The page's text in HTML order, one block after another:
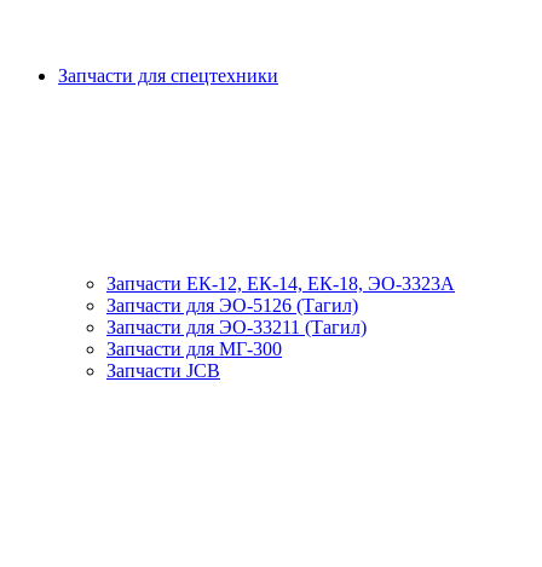
Запчасти для спецтехники
Запчасти ЕК-12, ЕК-14, ЕК-18, ЭО-3323А
Запчасти для ЭО-5126 (Тагил)
Запчасти для ЭО-33211 (Тагил)
Запчасти для МГ-300
Запчасти JCB